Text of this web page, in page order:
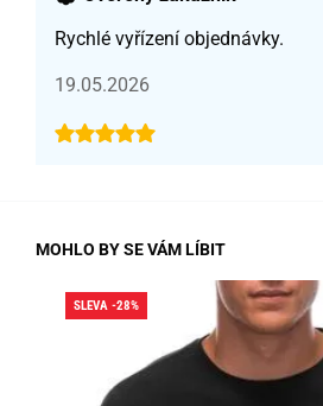
Rychlé vyřízení objednávky.
19.05.2026
MOHLO BY SE VÁM LÍBIT
SLEVA -28%